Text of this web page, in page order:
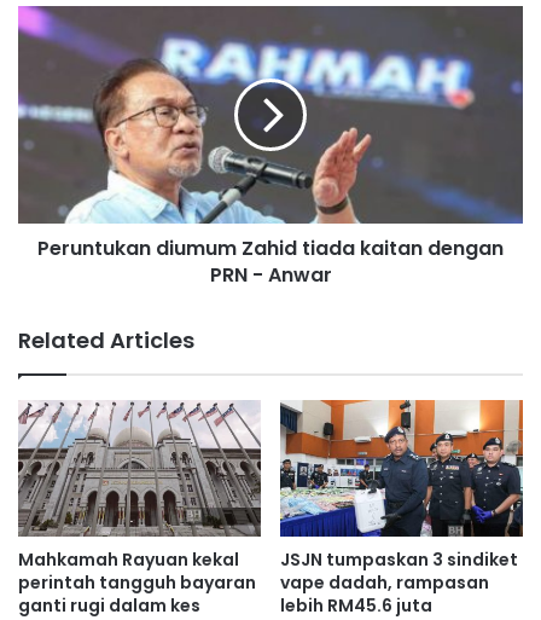
a
u
t
u
e
w
a
h
a
n
d
i
m
e
u
n
t
a
m
u
m
Z
a
h
i
d
t
i
a
Peruntukan diumum Zahid tiada kaitan dengan
PRN - Anwar
Related Articles
Mahkamah Rayuan kekal
perintah tangguh bayaran
ganti rugi dalam kes
JSJN tumpaskan 3 sindiket
vape dadah, rampasan
lebih RM45.6 juta